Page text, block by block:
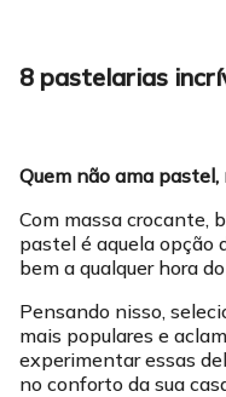
8 pastelarias
Quem não ama pastel,
Com massa crocante,
pastel é aquela opção
bem a qualquer hora
Pensando nisso,
mais populares e
experimentar essas
no conforto da sua